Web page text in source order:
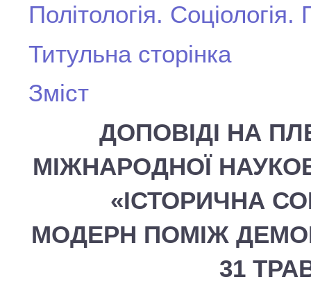
Політологія.
Титульна сторінка
Зміст
ДОПОВІДІ НА
МІЖНАРОДНОЇ
«ІСТОРИЧНА
МОДЕРН ПОМІЖ
31